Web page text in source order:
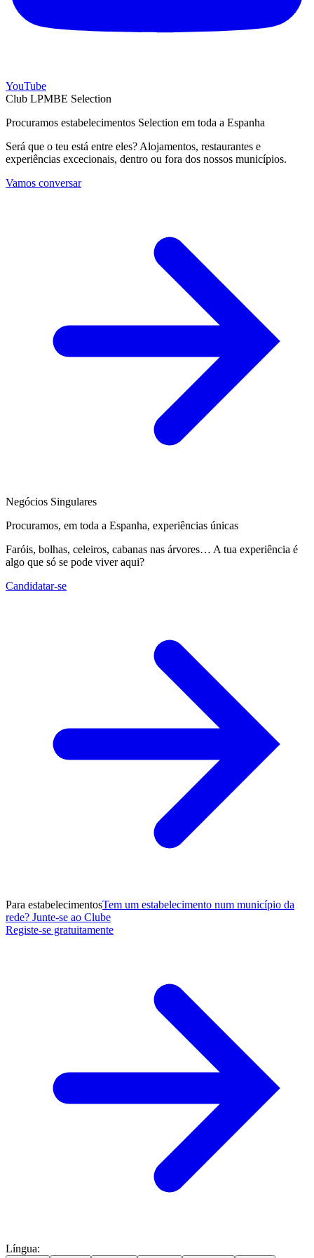
YouTube
Club LPMBE Selection
Procuramos estabelecimentos Selection em toda a Espanha
Será que o teu está entre eles? Alojamentos, restaurantes e
experiências excecionais, dentro ou fora dos nossos municípios.
Vamos conversar
Negócios Singulares
Procuramos, em toda a Espanha, experiências únicas
Faróis, bolhas, celeiros, cabanas nas árvores… A tua experiência é
algo que só se pode viver aqui?
Candidatar-se
Para estabelecimentosTem um estabelecimento num município da
rede? Junte-se ao Clube
Registe-se gratuitamente
Língua: